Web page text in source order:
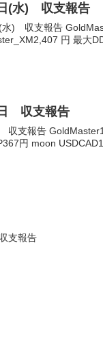
(水) 収支報告
水) 収支報告
円 最大
収支報告
収支報告
円 moon
支報告